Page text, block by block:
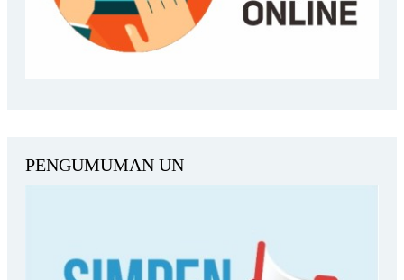
PENGUMUMAN UN